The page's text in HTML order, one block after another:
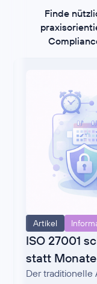
Finde
Artikel
ISO 27001
statt Monate
Der traditionelle